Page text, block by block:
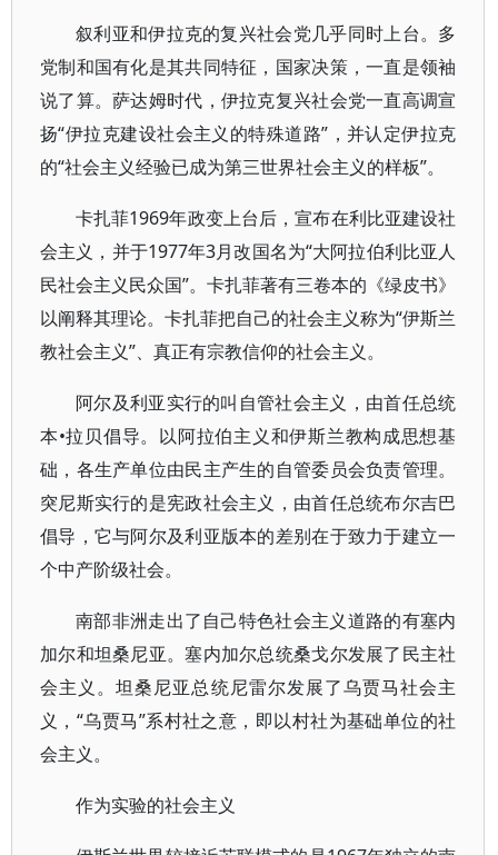
叙利亚和伊拉克的复兴社会党几乎同时上台。多
党制和国有化是其共同特征，国家决策，一直是领袖
说了算。萨达姆时代，伊拉克复兴社会党一直高调宣
扬“伊拉克建设社会主义的特殊道路”，并认定伊拉克
的“社会主义经验已成为第三世界社会主义的样板”。
卡扎菲1969年政变上台后，宣布在利比亚建设社
会主义，并于1977年3月改国名为“大阿拉伯利比亚人
民社会主义民众国”。卡扎菲著有三卷本的《绿皮书》
以阐释其理论。卡扎菲把自己的社会主义称为“伊斯兰
教社会主义”、真正有宗教信仰的社会主义。
阿尔及利亚实行的叫自管社会主义，由首任总统
本•拉贝倡导。以阿拉伯主义和伊斯兰教构成思想基
础，各生产单位由民主产生的自管委员会负责管理。
突尼斯实行的是宪政社会主义，由首任总统布尔吉巴
倡导，它与阿尔及利亚版本的差别在于致力于建立一
个中产阶级社会。
南部非洲走出了自己特色社会主义道路的有塞内
加尔和坦桑尼亚。塞内加尔总统桑戈尔发展了民主社
会主义。坦桑尼亚总统尼雷尔发展了乌贾马社会主
义，“乌贾马”系村社之意，即以村社为基础单位的社
会主义。
作为实验的社会主义